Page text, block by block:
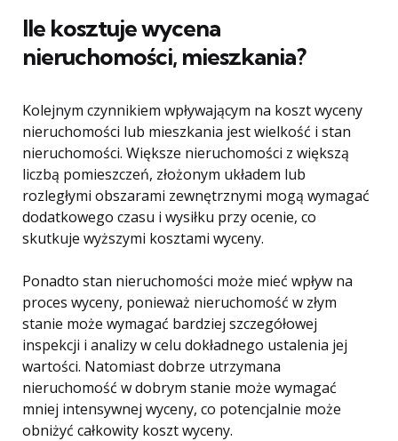
Ile kosztuje wycena
nieruchomości, mieszkania?
Kolejnym czynnikiem wpływającym na koszt wyceny
nieruchomości lub mieszkania jest wielkość i stan
nieruchomości. Większe nieruchomości z większą
liczbą pomieszczeń, złożonym układem lub
rozległymi obszarami zewnętrznymi mogą wymagać
dodatkowego czasu i wysiłku przy ocenie, co
skutkuje wyższymi kosztami wyceny.
Ponadto stan nieruchomości może mieć wpływ na
proces wyceny, ponieważ nieruchomość w złym
stanie może wymagać bardziej szczegółowej
inspekcji i analizy w celu dokładnego ustalenia jej
wartości. Natomiast dobrze utrzymana
nieruchomość w dobrym stanie może wymagać
mniej intensywnej wyceny, co potencjalnie może
obniżyć całkowity koszt wyceny.